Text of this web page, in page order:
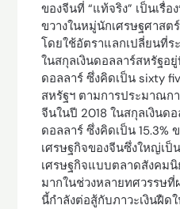
ของจีนที่ “แท้จริง” เป็นเรื่อ
ขวางในหมู่นักเศรษฐศาสต
โดยใช้อัตราแลกเปลี่ยนที่ร
ในสกุลเงินดอลลาร์สหรัฐ
ดอลลาร์ ซึ่งคิดเป็น sixty
สหรัฐฯ ตามการประมาณก
จีนในปี 2018 ในสกุลเงินด
ดอลลาร์ ซึ่งคิดเป็น 15.3%
เศรษฐกิจของจีนซึ่งใหญ่เป็
เศรษฐกิจแบบตลาดสังคม
มากในช่วงหลายทศวรรษ
นี้กำลังต่อสู้กับภาวะเงินฝืด